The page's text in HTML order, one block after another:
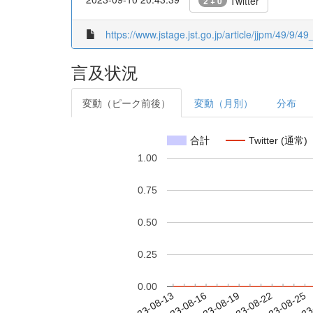
https://www.jstage.jst.go.jp/article/jjpm/49/9/
言及状況
変動（ピーク前後） 変動（月別） 分布
合計 Twitter (通常)
0.00
0.25
0.50
0.75
1.00